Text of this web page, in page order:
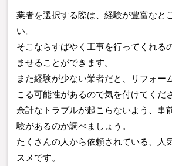
業者を選択する際は、経験が豊富なと
い。
そこならすばやく工事を行ってくれる
ませることができます。
また経験が少ない業者だと、リフォー
こる可能性があるので気を付けてくだ
余計なトラブルが起こらないよう、事
験があるのか調べましょう。
たくさんの人から依頼されている、人
スメです。